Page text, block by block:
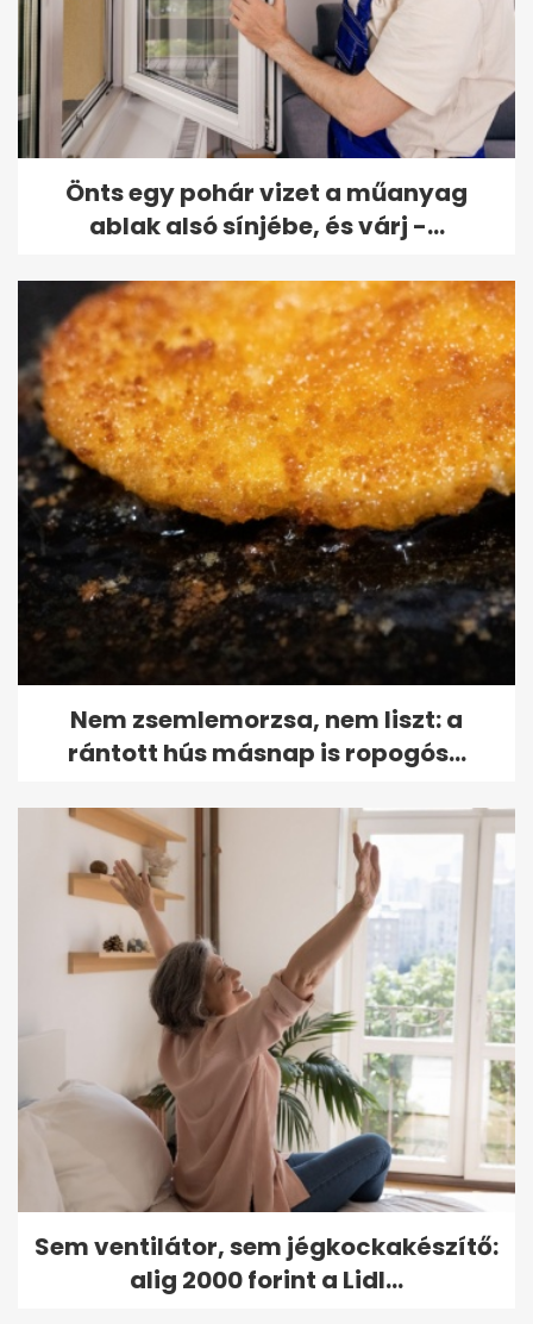
Önts egy pohár vizet a műanyag
ablak alsó sínjébe, és várj -...
Nem zsemlemorzsa, nem liszt: a
rántott hús másnap is ropogós...
Sem ventilátor, sem jégkockakészítő:
alig 2000 forint a Lidl...